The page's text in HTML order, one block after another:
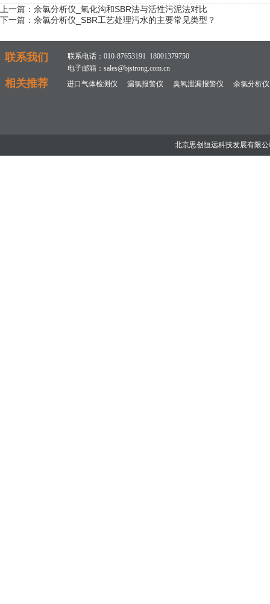
上一篇： 余氯分析仪_氧化沟和SBR法与活性污泥法对比
下一篇： 余氯分析仪_SBR工艺处理污水的主要常见类型？
联系我们
联系电话：010-87653191 18001379750
电子邮箱：sales@bjstrong.com.cn
相关推荐 进口气体检测仪 漏氯报警仪 臭氧泄漏报警仪 余氯分析仪
北京思创恒远科技发展有限